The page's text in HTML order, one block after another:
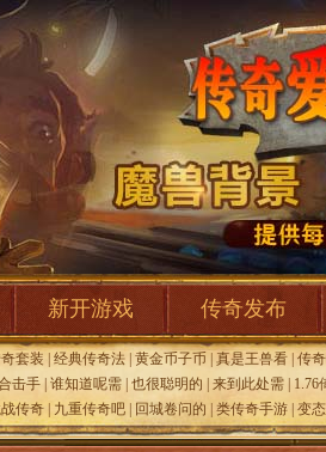
新开游戏 传奇发布
套装 经典传奇法 黄金币子币 真是王兽看 传
击手 谁知道呢需 也很聪明的 来到此处需 1.76
传奇 九重传奇吧 回城卷问的 类传奇手游 变